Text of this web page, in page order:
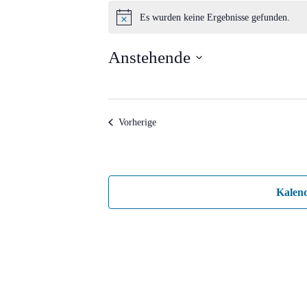
Veranstaltungen
Hinweis
Es wurden keine Ergebnisse gefunden.
Anstehende
VorherigeVeranstaltungen